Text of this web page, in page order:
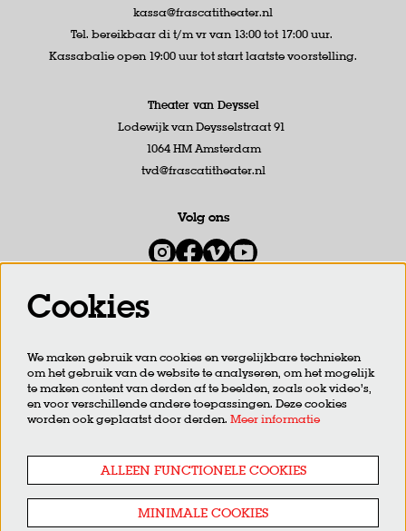
kassa@frascatitheater.nl
Tel. bereikbaar di t/m vr van 13:00 tot 17:00 uur.
Kassabalie open 19:00 uur tot start laatste voorstelling.
Theater van Deyssel
Lodewijk van Deysselstraat 91
1064 HM Amsterdam
tvd@frascatitheater.nl
Volg ons
Meld je aan voor de nieuwsbrief
AANMELDEN
Cookies
We maken gebruik van cookies en vergelijkbare technieken
om het gebruik van de website te analyseren, om het mogelijk
te maken content van derden af te beelden, zoals ook video’s,
en voor verschillende andere toepassingen. Deze cookies
worden ook geplaatst door derden. Meer informatie
ALLEEN FUNCTIONELE COOKIES
MINIMALE COOKIES